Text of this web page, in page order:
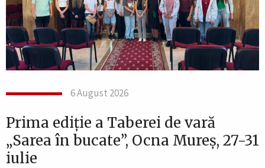
6 August 2026
Prima ediție a Taberei de vară
„Sarea în bucate”, Ocna Mureș, 27-31
iulie